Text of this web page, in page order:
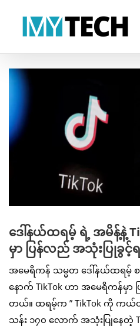
View
ဒေါ်နယ်ထရမ့် ရဲ့ အမိန့်နဲ့
မှာ ပြန်လည် အသုံးပြုခွင့်ရ
အမေရိကန် သမ္မတ ဒေါ်နယ်ထရမ့်
နောက် TikTok ဟာ အမေရိကန်မှာ
တယ်။ ထရမ့်က ” TikTok ကို ကယ်
သန်း ၁၇၀ လောက် အသုံးပြုနေတဲ့